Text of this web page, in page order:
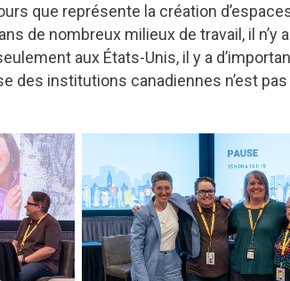
que représente la création
de nombreux milieux de travail, il n’y
aux États-Unis, il y a
des institutions canadiennes n’est